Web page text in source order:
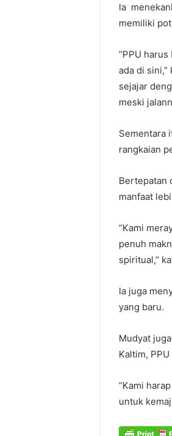
Ia
memiliki
“PPU
ada di
sejajar
meski
Sementara
rangkaian
Bertepatan
manfaat
“Kami
penuh
spiritual,”
Ia juga
yang baru.
Mudyat
Kaltim,
“Kami
untuk